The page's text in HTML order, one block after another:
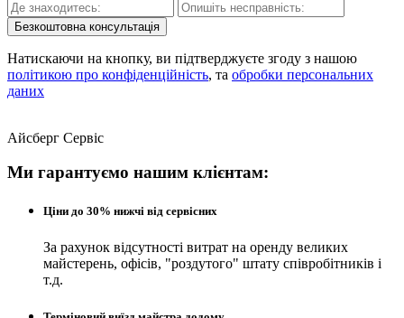
Безкоштовна консультація
Натискаючи на кнопку, ви підтверджуєте згоду з нашою
політикою про конфіденційність, та обробки персональних
даних
Айсберг Сервіс
Ми гарантуємо нашим клієнтам:
Ціни до 30% нижчі від сервісних
За рахунок відсутності витрат на оренду великих
майстерень, офісів, "роздутого" штату співробітників і
т.д.